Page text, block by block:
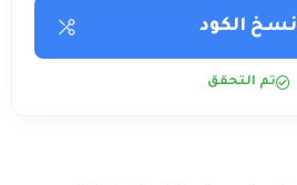
نسخ الكود
تم التحقق